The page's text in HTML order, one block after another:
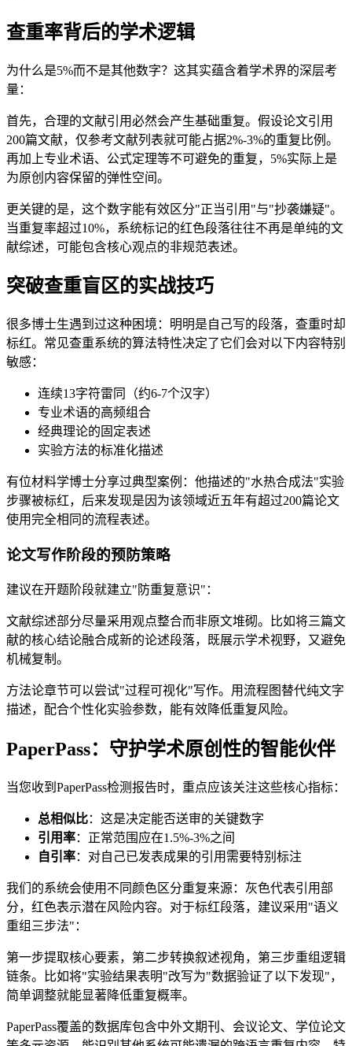
查重率背后的学术逻辑
为什么是5%而不是其他数字？这其实蕴含着学术界的深层考
量：
首先，合理的文献引用必然会产生基础重复。假设论文引用
200篇文献，仅参考文献列表就可能占据2%-3%的重复比例。
再加上专业术语、公式定理等不可避免的重复，5%实际上是
为原创内容保留的弹性空间。
更关键的是，这个数字能有效区分"正当引用"与"抄袭嫌疑"。
当重复率超过10%，系统标记的红色段落往往不再是单纯的文
献综述，可能包含核心观点的非规范表述。
突破查重盲区的实战技巧
很多博士生遇到过这种困境：明明是自己写的段落，查重时却
标红。常见查重系统的算法特性决定了它们会对以下内容特别
敏感：
连续13字符雷同（约6-7个汉字）
专业术语的高频组合
经典理论的固定表述
实验方法的标准化描述
有位材料学博士分享过典型案例：他描述的"水热合成法"实验
步骤被标红，后来发现是因为该领域近五年有超过200篇论文
使用完全相同的流程表述。
论文写作阶段的预防策略
建议在开题阶段就建立"防重复意识"：
文献综述部分尽量采用观点整合而非原文堆砌。比如将三篇文
献的核心结论融合成新的论述段落，既展示学术视野，又避免
机械复制。
方法论章节可以尝试"过程可视化"写作。用流程图替代纯文字
描述，配合个性化实验参数，能有效降低重复风险。
PaperPass：守护学术原创性的智能伙伴
当您收到PaperPass检测报告时，重点应该关注这些核心指标：
总相似比：这是决定能否送审的关键数字
引用率：正常范围应在1.5%-3%之间
自引率：对自己已发表成果的引用需要特别标注
我们的系统会使用不同颜色区分重复来源：灰色代表引用部
分，红色表示潜在风险内容。对于标红段落，建议采用"语义
重组三步法"：
第一步提取核心要素，第二步转换叙述视角，第三步重组逻辑
链条。比如将"实验结果表明"改写为"数据验证了以下发现"，
简单调整就能显著降低重复概率。
PaperPass覆盖的数据库包含中外文期刊、会议论文、学位论文